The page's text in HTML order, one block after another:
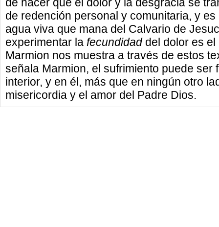
de redención personal y comunitaria, y
agua viva que mana del Calvario de
experimentar la fecundidaddel dolor es el
Marmion nos muestra a través de estos
señala Marmion, el sufrimiento puede ser
interior, y en él, más que en ningún otro
misericordia y el amor del Padre Dios.